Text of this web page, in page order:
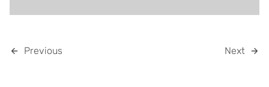
Previous Next